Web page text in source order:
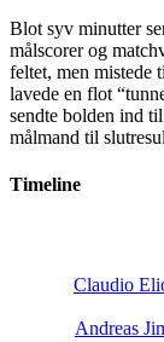
Blot syv minutter
målscorer og
feltet, men mistede
lavede en flot
sendte bolden ind
målmand til
Timeline
Claudio
Andreas